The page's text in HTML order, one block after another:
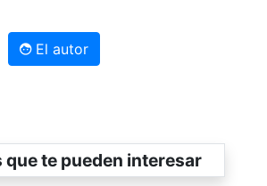
El autor
que te pueden interesar